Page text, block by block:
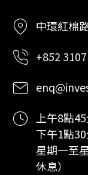
中環紅棉
+852
上午8點
下午1點
星期一至
休息）